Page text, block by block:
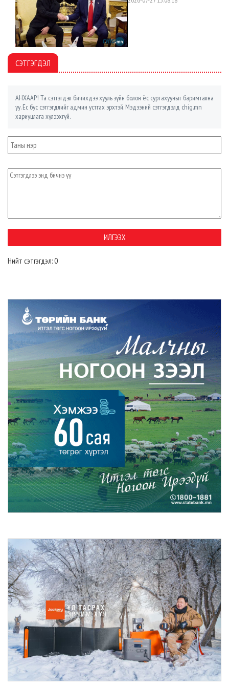
СЭТГЭГДЭЛ
АНХААР! Та сэтгэгдэл бичихдээ хууль зүйн болон ёс суртахууныг баримтална
уу. Ёс бус сэтгэгдлийг админ устгах эрхтэй. Мэдээний сэтгэгдэлд chig.mn
хариуцлага хүлээхгүй.
Нийт сэтгэгдэл: 0